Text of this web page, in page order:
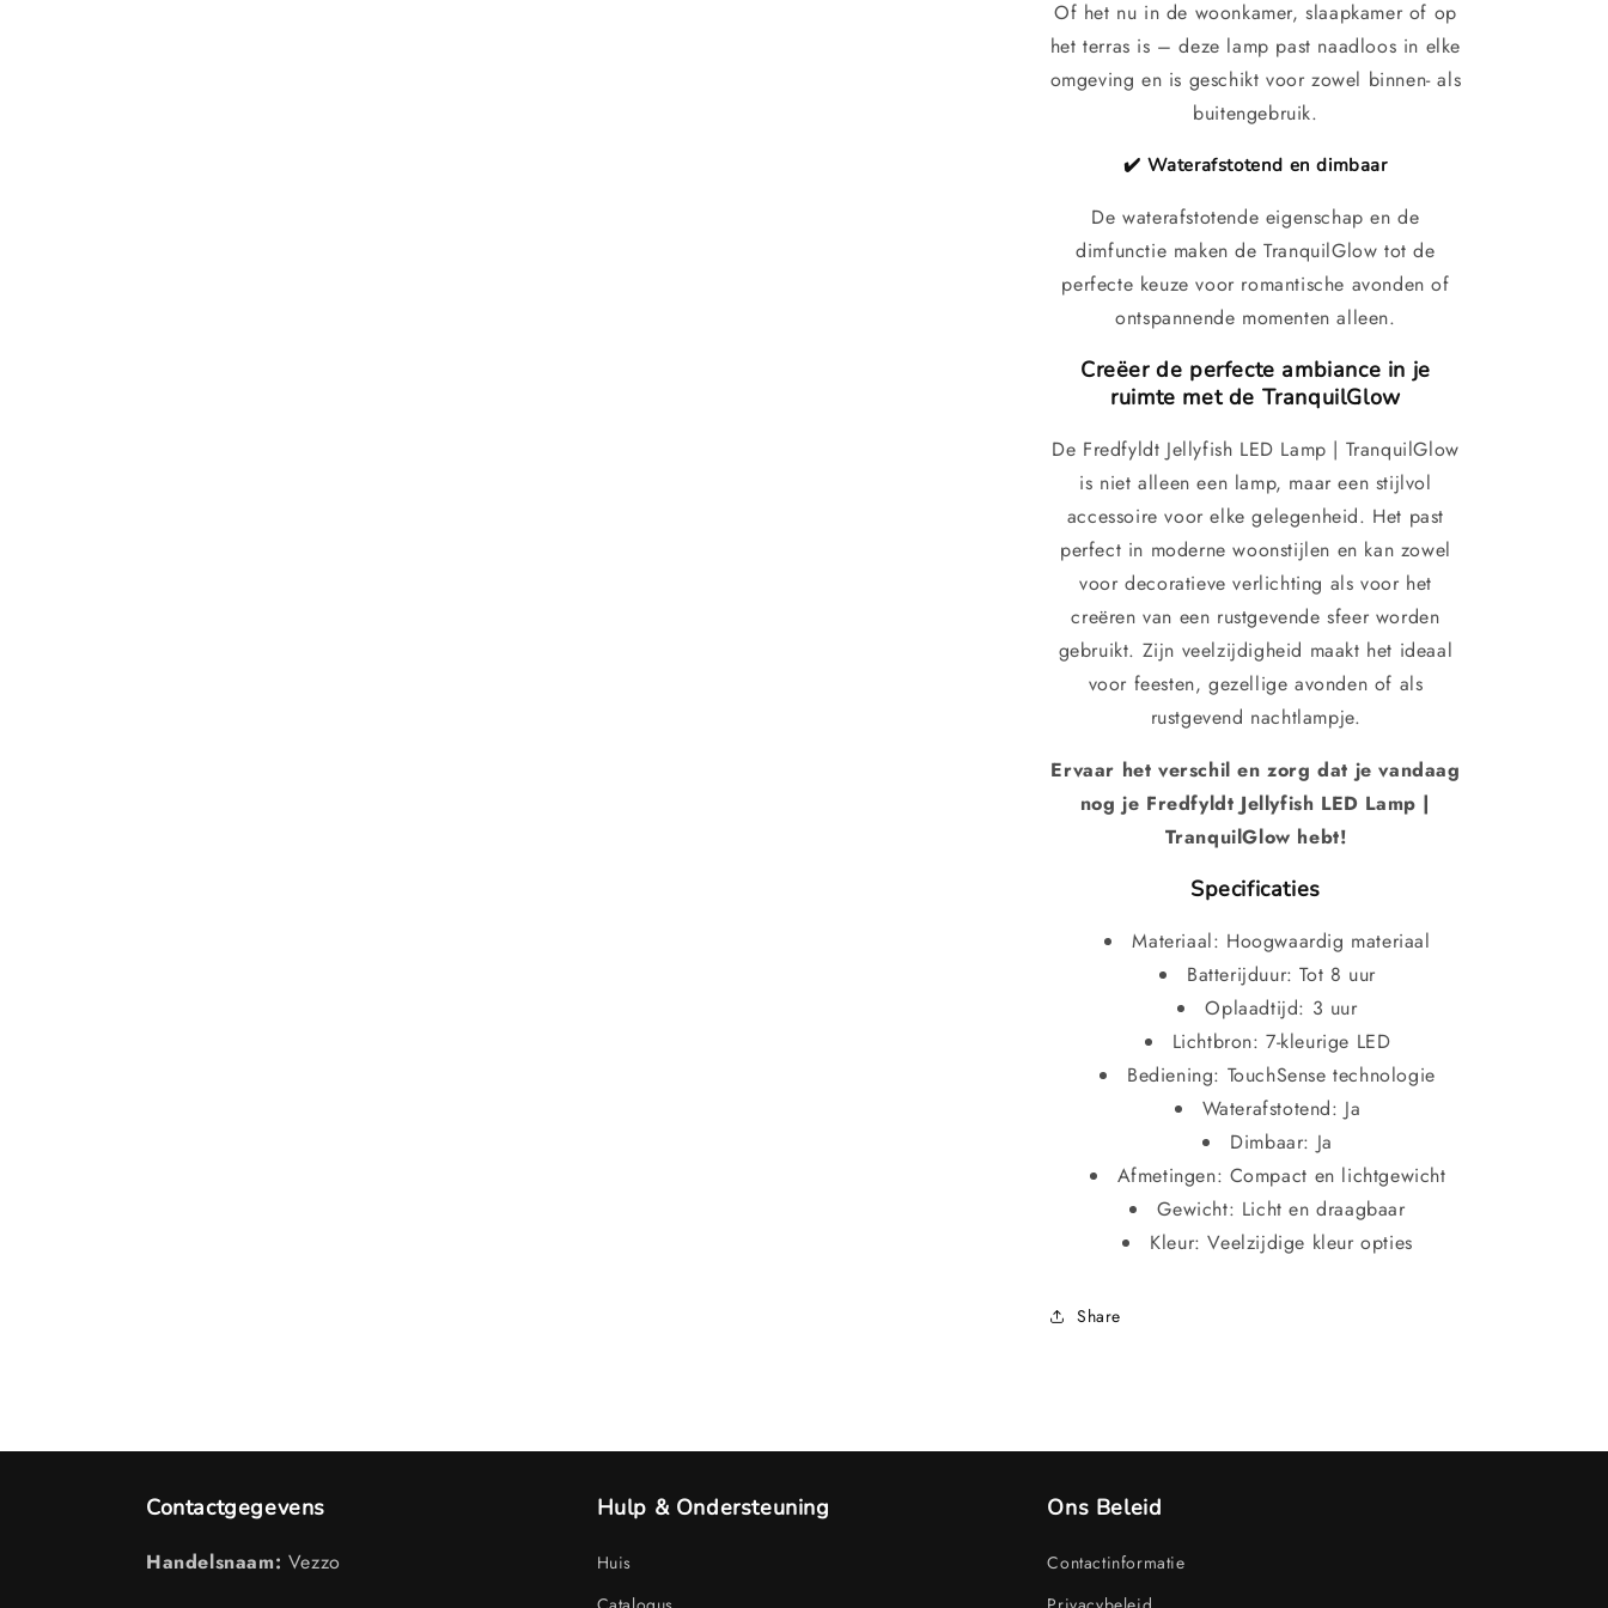
Of het nu in de woonkamer, slaapkamer of op
het terras is – deze lamp past naadloos in elke
omgeving en is geschikt voor zowel binnen- als
buitengebruik.
✔️ Waterafstotend en dimbaar
De waterafstotende eigenschap en de
dimfunctie maken de TranquilGlow tot de
perfecte keuze voor romantische avonden of
ontspannende momenten alleen.
Creëer de perfecte ambiance in je
ruimte met de TranquilGlow
De Fredfyldt Jellyfish LED Lamp | TranquilGlow
is niet alleen een lamp, maar een stijlvol
accessoire voor elke gelegenheid. Het past
perfect in moderne woonstijlen en kan zowel
voor decoratieve verlichting als voor het
creëren van een rustgevende sfeer worden
gebruikt. Zijn veelzijdigheid maakt het ideaal
voor feesten, gezellige avonden of als
rustgevend nachtlampje.
Ervaar het verschil en zorg dat je vandaag
nog je Fredfyldt Jellyfish LED Lamp |
TranquilGlow hebt!
Specificaties
Materiaal: Hoogwaardig materiaal
Batterijduur: Tot 8 uur
Oplaadtijd: 3 uur
Lichtbron: 7-kleurige LED
Bediening: TouchSense technologie
Waterafstotend: Ja
Dimbaar: Ja
Afmetingen: Compact en lichtgewicht
Gewicht: Licht en draagbaar
Kleur: Veelzijdige kleur opties
Share
Contactgegevens
Handelsnaam: Vezzo
Hulp & Ondersteuning
Huis
Ons Beleid
Contactinformatie